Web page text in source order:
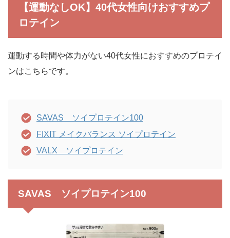
【運動なしOK】40代女性向けおすすめプ
ロテイン
運動する時間や体力がない40代女性におすすめのプロテイ
ンはこちらです。
SAVAS ソイプロテイン100
FIXIT メイクバランス ソイプロテイン
VALX ソイプロテイン
SAVAS ソイプロテイン100